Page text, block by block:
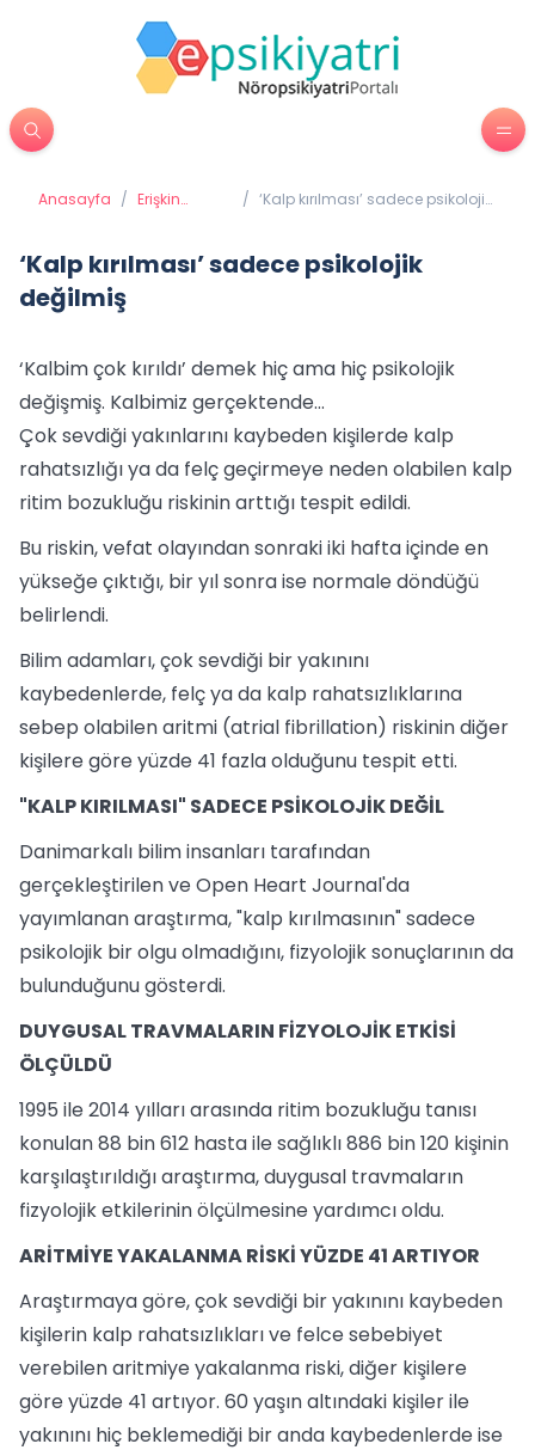
Anasayfa / Erişkin
/ ‘Kalp kırılması’ sadece psikolojik
‘Kalp kırılması’ sadece psikolojik
değilmiş
‘Kalbim çok kırıldı’ demek hiç ama hiç psikolojik
değişmiş. Kalbimiz gerçektende…
Çok sevdiği yakınlarını kaybeden kişilerde kalp
rahatsızlığı ya da felç geçirmeye neden olabilen kalp
ritim bozukluğu riskinin arttığı tespit edildi.
Bu riskin, vefat olayından sonraki iki hafta içinde en
yükseğe çıktığı, bir yıl sonra ise normale döndüğü
belirlendi.
Bilim adamları, çok sevdiği bir yakınını
kaybedenlerde, felç ya da kalp rahatsızlıklarına
sebep olabilen aritmi (atrial fibrillation) riskinin diğer
kişilere göre yüzde 41 fazla olduğunu tespit etti.
"KALP KIRILMASI" SADECE PSİKOLOJİK DEĞİL
Danimarkalı bilim insanları tarafından
gerçekleştirilen ve Open Heart Journal'da
yayımlanan araştırma, "kalp kırılmasının" sadece
psikolojik bir olgu olmadığını, fizyolojik sonuçlarının da
bulunduğunu gösterdi.
DUYGUSAL TRAVMALARIN FİZYOLOJİK ETKİSİ
ÖLÇÜLDÜ
1995 ile 2014 yılları arasında ritim bozukluğu tanısı
konulan 88 bin 612 hasta ile sağlıklı 886 bin 120 kişinin
karşılaştırıldığı araştırma, duygusal travmaların
fizyolojik etkilerinin ölçülmesine yardımcı oldu.
ARİTMİYE YAKALANMA RİSKİ YÜZDE 41 ARTIYOR
Araştırmaya göre, çok sevdiği bir yakınını kaybeden
kişilerin kalp rahatsızlıkları ve felce sebebiyet
verebilen aritmiye yakalanma riski, diğer kişilere
göre yüzde 41 artıyor. 60 yaşın altındaki kişiler ile
yakınını hiç beklemediği bir anda kaybedenlerde ise